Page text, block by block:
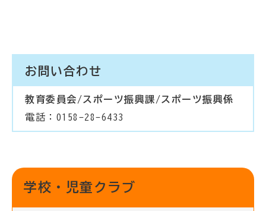
お問い合わせ
教育委員会/スポーツ振興課/スポーツ振興係
電話：0158-28-6433
学校・児童クラブ